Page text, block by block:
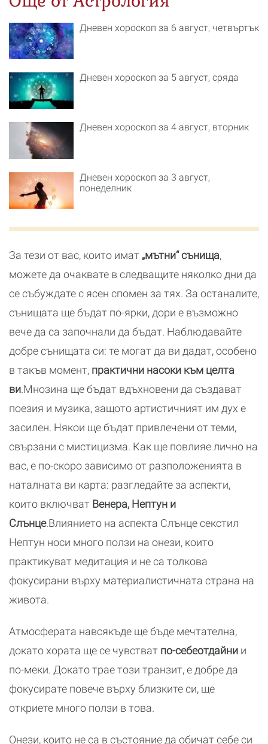
Дневен хороскоп за 6 август, четвъртък
Дневен хороскоп за 5 август, сряда
Дневен хороскоп за 4 август, вторник
Дневен хороскоп за 3 август,
понеделник
За тези от вас, които имат „мътни“ сънища,
можете да очаквате в следващите няколко дни да
се събуждате с ясен спомен за тях. За останалите,
сънищата ще бъдат по-ярки, дори е възможно
вече да са започнали да бъдат. Наблюдавайте
добре сънищата си: те могат да ви дадат, особено
в такъв момент, практични насоки към целта
ви.Мнозина ще бъдат вдъхновени да създават
поезия и музика, защото артистичният им дух е
засилен. Някои ще бъдат привлечени от теми,
свързани с мистицизма. Как ще повлияе лично на
вас, е по-скоро зависимо от разположенията в
наталната ви карта: разгледайте за аспекти,
които включват Венера, Нептун и
Слънце.Влиянието на аспекта Слънце секстил
Нептун носи много ползи на онези, които
практикуват медитация и не са толкова
фокусирани върху материалистичната страна на
живота.
Атмосферата навсякъде ще бъде мечтателна,
докато хората ще се чувстват по-себеотдайни и
по-меки. Докато трае този транзит, е добре да
фокусирате повече върху близките си, ще
откриете много ползи в това.
Онези, които не са в състояние да обичат себе си